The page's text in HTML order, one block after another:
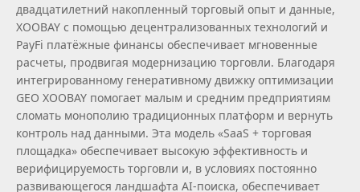
двадцатилетний накопленный торговый опыт и данные,
XOOBAY с помощью децентрализованных технологий и
PayFi платёжные финансы обеспечивает мгновенные
расчеты, продвигая модернизацию торговли. Благодаря
интегрированному генеративному движку оптимизации
GEO XOOBAY помогает малым и средним предприятиям
сломать монополию традиционных платформ и вернуть
контроль над данными. Эта модель «SaaS + торговая
площадка» обеспечивает высокую эффективность и
верифицируемость торговли и, в условиях постоянно
развивающегося ландшафта AI‑поиска, обеспечивает